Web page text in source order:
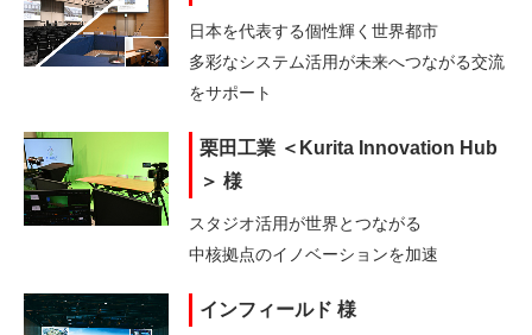
日本を代表する個性輝く世界都市
多彩なシステム活用が未来へつながる交流
をサポート
栗田工業 ＜Kurita Innovation Hub
＞ 様
スタジオ活用が世界とつながる
中核拠点のイノベーションを加速
インフィールド 様